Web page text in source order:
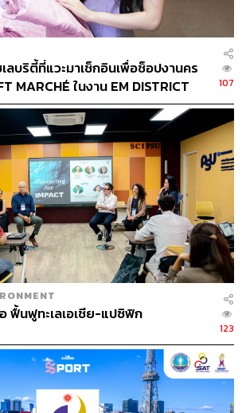
ท่วมซ้ำซาก
หตุและบรรเทาผลกระทบ]
ชิญเหตุ ตั้งศูนย์ส่วนหน้าก่อนเกิดภัย และ
ลับสู่สภาพปกติ (มาตรการ 6) โดยร่วม
องถิ่น ตั้งศูนย์บัญชาการส่วนหน้า และ
ที่ทันทีเมื่อเกิดเหตุการณ์
ลบริตี้ที่แวะมาเช็กอินเพื่อช็อปงานคร
MARCHÉ ในงาน EM DISTRICT
[PR NEWS]
107
ฟื้นฟูทะเลเอเชีย-แปซิฟิก
123